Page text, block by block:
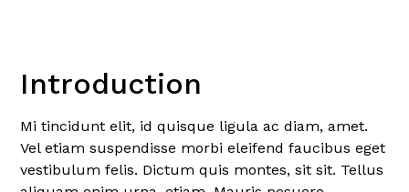
Introduction
Mi tincidunt elit, id quisque ligula ac diam, amet.
Vel etiam suspendisse morbi eleifend faucibus eget
vestibulum felis. Dictum quis montes, sit sit. Tellus